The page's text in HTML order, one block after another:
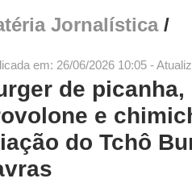
Jornalística/
em: 26/06/2026 10:05 -
de
e
do Tchô